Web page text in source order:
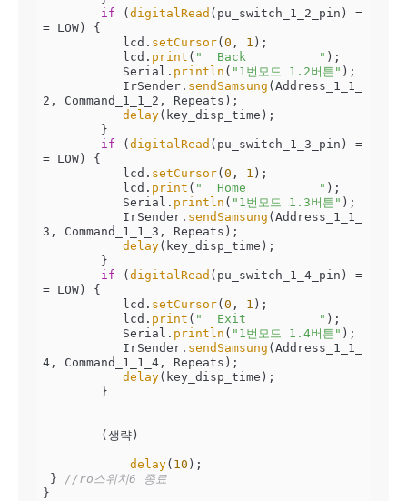
if (digitalRead (pu_switch_1_2_pin) =
= LOW) {
           lcd.
setCursor(0 , 1 );
           lcd.
print ( "  Back          " );
           Serial.
println ( "1번모드 1.2버튼" );
           IrSender.
sendSamsung (Address_1_1_
2, Command_1_1_2, Repeats);
delay(key_disp_time);
if (digitalRead (pu_switch_1_3_pin) =
= LOW) {
           lcd.
setCursor(0 , 1 );
           lcd.
print ( "  Home          " );
           Serial.
println ( "1번모드 1.3버튼" );
           IrSender.
sendSamsung (Address_1_1_
3, Command_1_1_3, Repeats);
delay(key_disp_time);
if (digitalRead (pu_switch_1_4_pin) =
= LOW) {
           lcd.
setCursor(0 , 1 );
           lcd.
print ( "  Exit          " );
           Serial.
println ( "1번모드 1.4버튼" );
           IrSender.
sendSamsung (Address_1_1_
4, Command_1_1_4, Repeats);
delay(key_disp_time);
delay( 10 );
}
//ro스위치6 종료
}